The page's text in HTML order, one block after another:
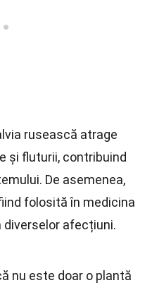
rusească atrage
și fluturii, contribuind
De asemenea,
folosită în medicina
afecțiuni.
nu este doar o plantă